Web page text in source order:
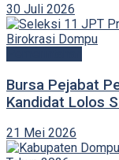
30 Juli 2026
Bursa Pejabat
Kandidat Lolos
21 Mei 2026